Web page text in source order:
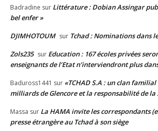
Badradine sur Littérature : Dobian Assingar
bel enfer »
DJIMHOTOUM sur Tchad : Nominations dans
Zols235 sur Education : 167 écoles privées
enseignants de l’Etat n’interviendront plus
Baduross1441 sur «TCHAD S.A : un clan
milliards de Glencore et la responsabilité de la
Massa sur La HAMA invite les correspondants
presse étrangère au Tchad à son siège